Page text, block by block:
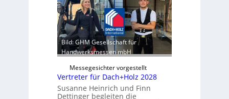
b
e
r
e
i
c
h
r
S
t
a
b
i
l
e
Bild: GHM Gesellschaft für
Handwerksmessen mbH
Messegesichter vorgestellt
Vertreter für Dach+Holz 2028
Susanne Heinrich und Finn
Dettinger begleiten die